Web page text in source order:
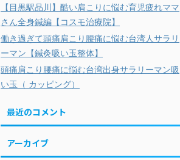
【目黒駅品川】酷い肩こりに悩む育児疲れママ
さん全身鍼編【コスモ治療院】
働き過ぎて頭痛肩こり腰痛に悩む台湾人サラリ
ーマン【鍼灸吸い玉整体】
頭痛肩こり腰痛に悩む台湾出身サラリーマン吸
い玉（ カッピング）
最近のコメント
アーカイブ